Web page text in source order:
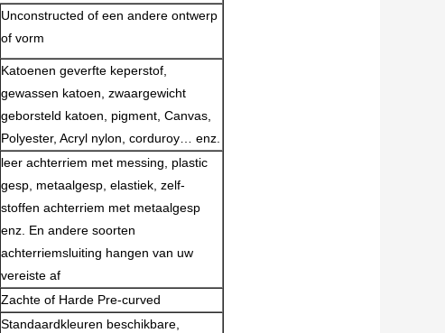
Unconstructed of een andere ontwerp
of vorm
Katoenen geverfte keperstof,
gewassen katoen, zwaargewicht
geborsteld katoen, pigment, Canvas,
Polyester, Acryl nylon, corduroy… enz.
leer achterriem met messing, plastic
gesp, metaalgesp, elastiek, zelf-
stoffen achterriem met metaalgesp
enz. En andere soorten
achterriemsluiting hangen van uw
vereiste af
Zachte of Harde Pre-curved
Standaardkleuren beschikbare,